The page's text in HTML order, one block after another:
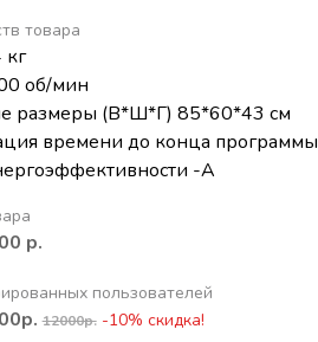
товара
кг
об/мин
размеры (В*Ш*Г) 85*60*43 см
времени до конца программы
-А
р.
пользователей
12000р. -10% скидка!